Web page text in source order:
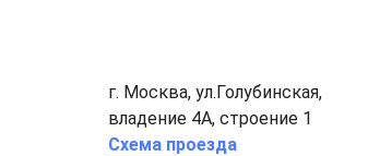
г. Москва, ул.Голубинская,
владение 4А, строение 1
Схема проезда